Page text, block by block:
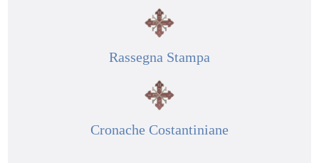
Rassegna Stampa
Cronache Costantiniane